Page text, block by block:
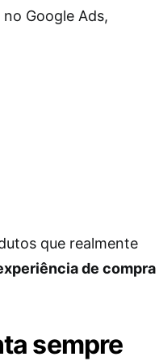
Google Ads,
que realmente
de compra
sempre